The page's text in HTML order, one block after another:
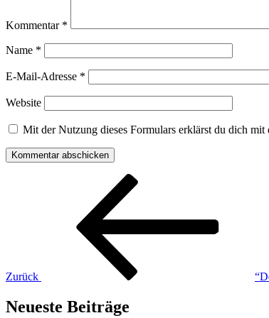
Kommentar *
Name *
E-Mail-Adresse *
Website
Mit der Nutzung dieses Formulars erklärst du dich mit
Zurück
Neueste Beiträge